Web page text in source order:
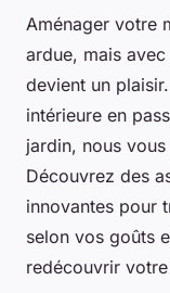
Aménager votre
ardue, mais
devient un
intérieure en
jardin, nous
Découvrez des
innovantes pour
selon vos goûts
redécouvrir